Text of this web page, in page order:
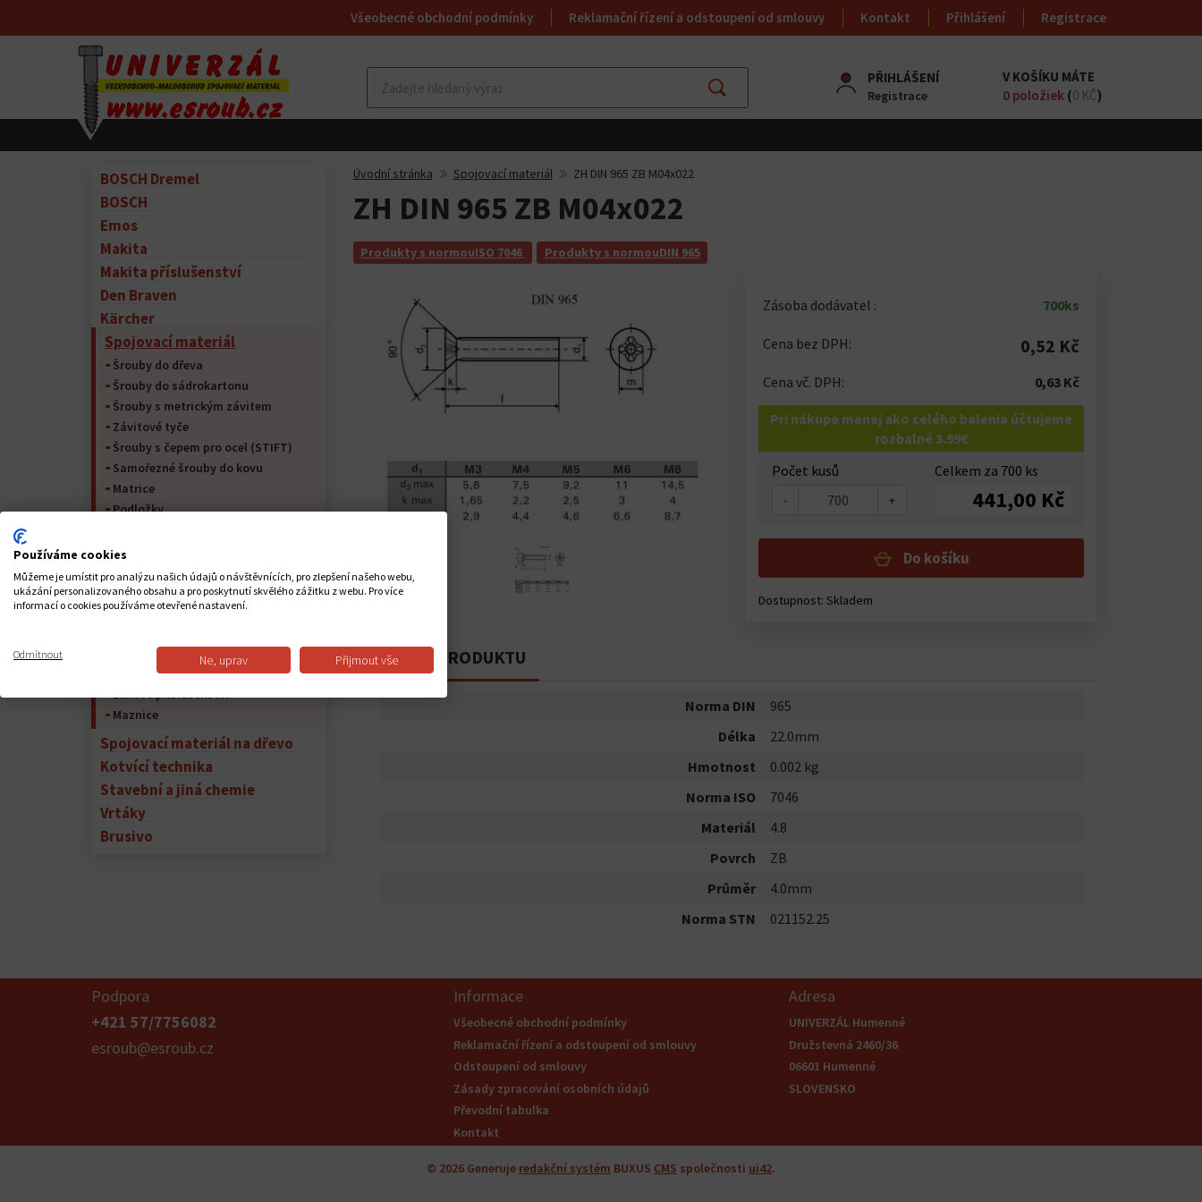
Všeobecné obchodní podmínky Reklamační řízení a odstoupení od smlouvy Kontakt Přihlášení Registrace
Najít
PŘIHLÁŠENÍ
Registrace
V KOŠÍKU MÁTE
0 položiek (0 KČ)
BOSCH Dremel
BOSCH
Emos
Makita
Makita příslušenství
Den Braven
Kärcher
Spojovací materiál
Šrouby do dřeva
Šrouby do sádrokartonu
Šrouby s metrickým závitem
Závitové tyče
Šrouby s čepem pro ocel (STIFT)
Samořezné šrouby do kovu
Matrice
Podložky
Pojistný kroužek
Nýty
Kolíky
Spojovací materiál pro nábytek
Lanové příslušenství
Maznice
Spojovací materiál na dřevo
Kotvící technika
Stavební a jiná chemie
Vrtáky
Brusivo
Úvodní stránka Spojovací materiál ZH DIN 965 ZB M04x022
ZH DIN 965 ZB M04x022
Produkty s normouISO 7046 Produkty s normouDIN 965
Zásoba dodávatel : 700ks
Cena bez DPH: 0,52 Kč
Cena vč. DPH: 0,63 Kč
Pri nákupe menej ako celého balenia účtujeme
rozbalné 3.99€
Počet kusů
- +
Celkem za 700 ks
441,00 Kč
Do košíku
Dostupnost:Skladem
POPIS PRODUKTU
Norma DIN
965
Délka
22.0mm
Hmotnost
0.002 kg
Norma ISO
7046
Materiál
4.8
Povrch
ZB
Průměr
4.0mm
Norma STN
021152.25
Podpora
+421 57/7756082
esroub@esroub.cz
Informace
Všeobecné obchodní podmínky
Reklamační řízení a odstoupení od smlouvy
Odstoupení od smlouvy
Zásady zpracování osobních údajů
Převodní tabulka
Kontakt
Adresa
UNIVERZÁL Humenné
Družstevná 2460/36
06601 Humenné
SLOVENSKO
© 2026 Generuje redakční systém BUXUS CMS společnosti ui42.
Používáme cookies
Můžeme je umístit pro analýzu našich údajů o návštěvnících, pro zlepšení našeho webu,
ukázání personalizovaného obsahu a pro poskytnutí skvělého zážitku z webu. Pro více
informací o cookies používáme otevřené nastavení.
Odmítnout Ne, uprav Přijmout vše